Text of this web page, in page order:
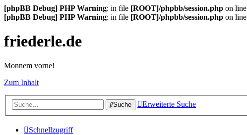
[phpBB Debug] PHP Warning: in file [ROOT]/phpbb/session.php on line
[phpBB Debug] PHP Warning: in file [ROOT]/phpbb/session.php on line
friederle.de
Monnem vorne!
Zum Inhalt
Suche Erweiterte Suche
Schnellzugriff